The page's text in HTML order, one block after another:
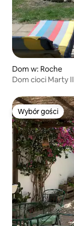
Dom w: Roche
Dom cioci Marty II
Wybór gości
Wybór gości